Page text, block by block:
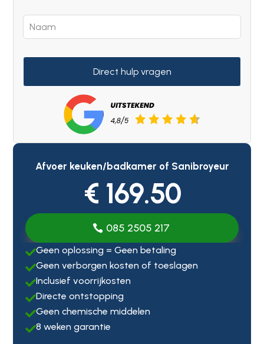
Direct hulp vragen
Afvoer keuken/badkamer of Sanibroyeur
€ 169.50
085 2505 217
Geen oplossing = Geen betaling
Geen verborgen kosten of toeslagen
Inclusief voorrijkosten
Directe ontstopping
Geen chemische middelen
8 weken garantie